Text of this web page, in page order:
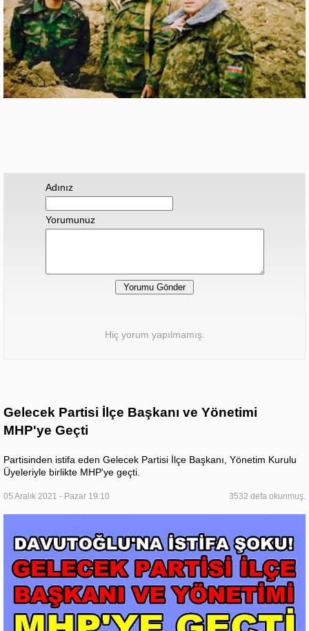
Adınız
Yorumunuz
Hiç yorum yapılmamış.
Gelecek Partisi İlçe Başkanı ve Yönetimi
MHP'ye Geçti
Partisinden istifa eden Gelecek Partisi İlçe Başkanı, Yönetim Kurulu
Üyeleriyle birlikte MHP'ye geçti.
05 Aralık 2021 - Pazar 19:10 3532 defa okunmuş.